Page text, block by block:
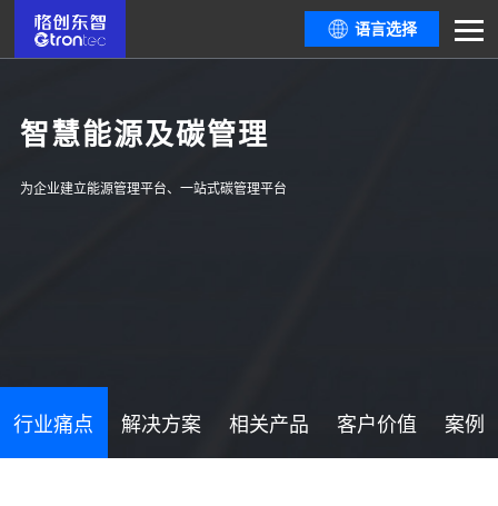
语言选择
智慧能源及碳管理
为企业建立能源管理平台、一站式碳管理平台
行业痛点 解决方案 相关产品 客户价值 案例